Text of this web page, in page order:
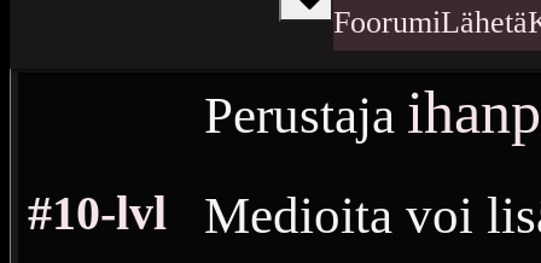
FoorumiLähetä
#10-lvl
Perustaja
Medioita voi